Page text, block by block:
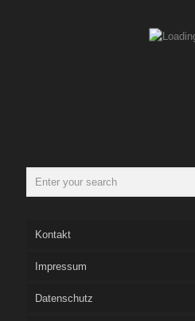
Kontakt
Impressum
Datenschutz